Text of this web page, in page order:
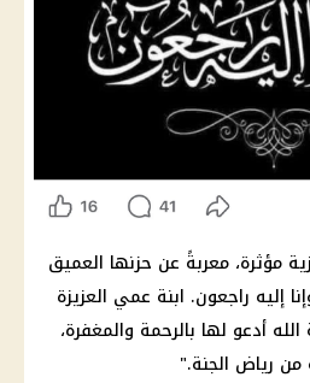
مؤثرة، معربةً عن حزنها العميق
إليه راجعون. ابنة عمي العزيزة
أدعو لها بالرحمة والمغفرة،
من رياض الجنة."